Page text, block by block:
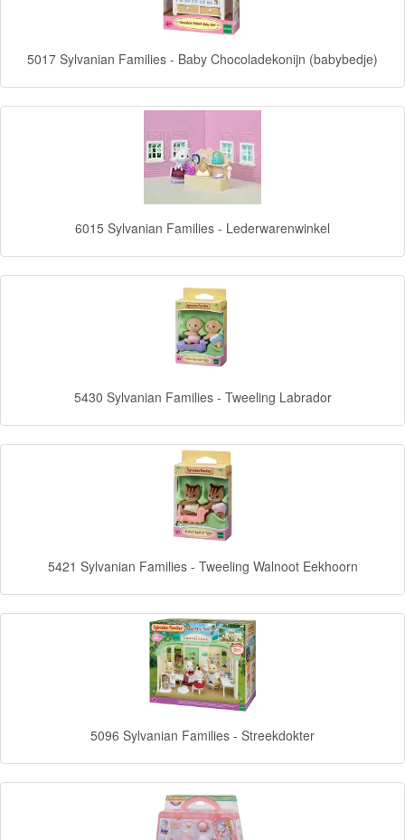
&
Shine
Masks
Super
Patrol
Fireman
Mickey
Friends
5017 Sylvanian Families - Baby Chocoladekonijn (babybedje)
6015 Sylvanian Families - Lederwarenwinkel
5430 Sylvanian Families - Tweeling Labrador
5421 Sylvanian Families - Tweeling Walnoot Eekhoorn
5096 Sylvanian Families - Streekdokter